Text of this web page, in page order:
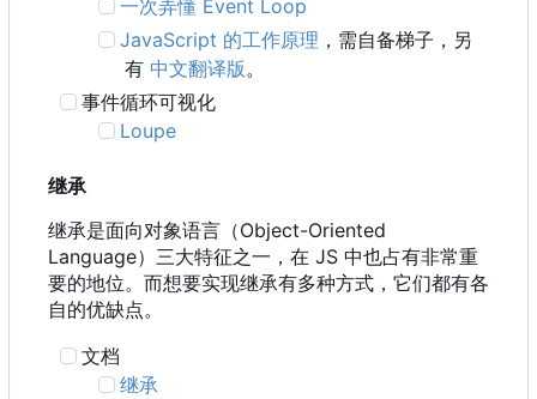
一次弄懂 Event Loop
JavaScript 的工作原理 ，需自备梯子，另
有 中文翻译版。
事件循环可视化
Loupe
继承
继承是面向对象语言 （Object-Oriented
Language） 三大特征之一 ， 在 JS 中也占有非常重
要的地位。而想要实现继承有多种方式，它们都有各
自的优缺点。
文档
继承